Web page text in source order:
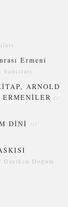
Ermeni
ARNOLD
///
DİNİ ///
Geciken Doğum